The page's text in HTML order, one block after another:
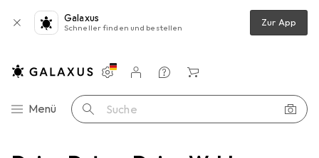
Galaxus
Schneller finden und bestellen Zur App
Navigation nach Kategorien
Menü Suche
Einstellungen
Kundenkonto
Vergleichslisten
Merklisten
Warenkorb